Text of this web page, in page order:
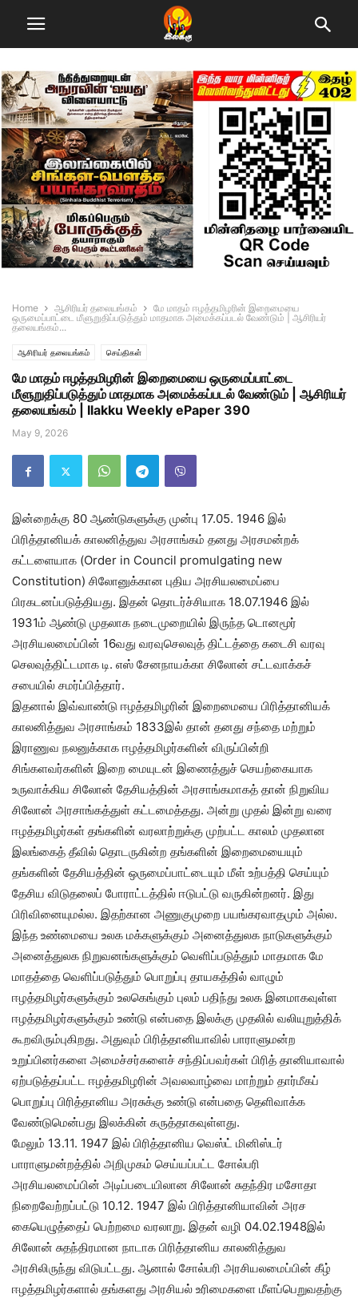
Home ஆசிரியர் தலையங்கம்
மே மாதம் ஈழத்தமிழரின் இறைமையை
ஒருமைப்பாட்டை மீளுறுதிப்படுத்தும் மாதமாக அமைக்கப்படல் வேண்டும் | ஆசிரியர்
தலையங்கம்...
ஆசிரியர் தலையங்கம் செய்திகள்
மே மாதம் ஈழத்தமிழரின் இறைமையை ஒருமைப்பாட்டை
மீளுறுதிப்படுத்தும் மாதமாக அமைக்கப்படல் வேண்டும் | ஆசிரியர்
தலையங்கம் | Ilakku Weekly ePaper 390
May 9, 2026
இன்றைக்கு 80 ஆண்டுகளுக்கு முன்பு 17.05. 1946 இல்
பிரித்தானியக் காலனித்துவ அரசாங்கம் தனது அரசமன்றக்
கட்டளையாக (Order in Council promulgating new
Constitution) சிலோனுக்கான புதிய அரசியலமைப்பை
பிரகடனப்படுத்தியது. இதன் தொடர்ச்சியாக 18.07.1946 இல்
1931ம் ஆண்டு முதலாக நடைமுறையில் இருந்த டொனமூர்
அரசியலமைப்பின் 16வது வரவுசெலவுத் திட்டத்தை கடைசி வரவு
செலவுத்திட்டமாக டி. எஸ் சேனநாயக்கா சிலோன் சட்டவாக்கச்
சபையில் சமர்ப்பித்தார்.
இதனால் இவ்வாண்டு ஈழத்தமிழரின் இறைமையை பிரித்தானியக்
காலனித்துவ அரசாங்கம் 1833இல் தான் தனது சந்தை மற்றும்
இராணுவ நலனுக்காக ஈழத்தமிழர்களின் விருப்பின்றி
சிங்களவர்களின் இறை மையுடன் இணைத்துச் செயற்கையாக
உருவாக்கிய சிலோன் தேசியத்தின் அரசாங்கமாகத் தான் நிறுவிய
சிலோன் அரசாங்கத்துள் கட்டமைத்தது. அன்று முதல் இன்று வரை
ஈழத்தமிழர்கள் தங்களின் வரலாற்றுக்கு முற்பட்ட காலம் முதலான
இலங்கைத் தீவில் தொடருகின்ற தங்களின் இறைமையையும்
தங்களின் தேசியத்தின் ஒருமைப்பாட்டையும் மீள் உற்பத்தி செய்யும்
தேசிய விடுதலைப் போராட்டத்தில் ஈடுபட்டு வருகின்றனர். இது
பிரிவினையுமல்ல. இதற்கான அணுகுமுறை பயங்கரவாதமும் அல்ல.
இந்த உண்மையை உலக மக்களுக்கும் அனைத்துலக நாடுகளுக்கும்
அனைத்துலக நிறுவனங்களுக்கும் வெளிப்படுத்தும் மாதமாக மே
மாதத்தை வெளிப்படுத்தும் பொறுப்பு தாயகத்தில் வாழும்
ஈழத்தமிழர்களுக்கும் உலகெங்கும் புலம் பதிந்து உலக இனமாகவுள்ள
ஈழத்தமிழர்களுக்கும் உண்டு என்பதை இலக்கு முதலில் வலியுறுத்திக்
கூறவிரும்புகிறது. அதுவும் பிரித்தானியாவில் பாராளுமன்ற
உறுப்பினர்களை அமைச்சர்களைச் சந்திப்பவர்கள் பிரித் தானியாவால்
ஏற்படுத்தப்பட்ட ஈழத்தமிழரின் அவலவாழ்வை மாற்றும் தார்மீகப்
பொறுப்பு பிரித்தானிய அரசுக்கு உண்டு என்பதை தெளிவாக்க
வேண்டுமென்பது இலக்கின் கருத்தாகவுள்ளது.
மேலும் 13.11. 1947 இல் பிரித்தானிய வெஸ்ட் மினிஸ்டர்
பாராளுமன்றத்தில் அறிமுகம் செய்யப்பட்ட சோல்பரி
அரசியலமைப்பின் அடிப்படையிலான சிலோன் சுதந்திர மசோதா
நிறைவேற்றப்பட்டு 10.12. 1947 இல் பிரித்தானியாவின் அரச
கையெழுத்தைப் பெற்றமை வரலாறு. இதன் வழி 04.02.1948இல்
சிலோன் சுதந்திரமான நாடாக பிரித்தானிய காலனித்துவ
அரசிலிருந்து விடுபட்டது. ஆனால் சோல்பரி அரசியலமைப்பின் கீழ்
ஈழத்தமிழர்களால் தங்களது அரசியல் உரிமைகளை மீளப்பெறுவதற்கு